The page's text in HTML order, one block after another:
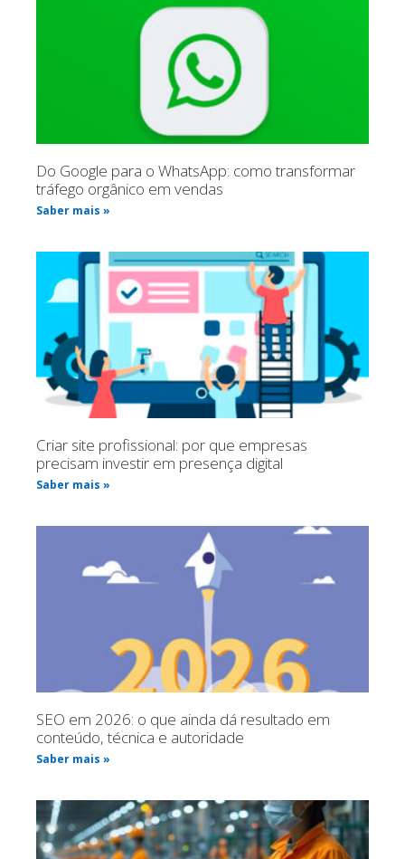
Do Google para o WhatsApp: como transformar
tráfego orgânico em vendas
Saber mais »
Criar site profissional: por que empresas
precisam investir em presença digital
Saber mais »
SEO em 2026: o que ainda dá resultado em
conteúdo, técnica e autoridade
Saber mais »